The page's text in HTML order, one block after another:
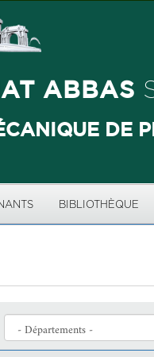
ABBAS
DE
BIBLIOTHÈQUE